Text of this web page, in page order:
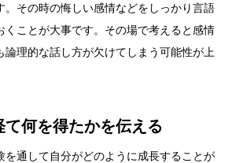
。その時の悔しい感情などをしっかり言語
くことが大事です。その場で考えると感情
論理的な話し方が欠けてしまう可能性が上
何を得たかを伝える
を通して自分がどのように成長することが